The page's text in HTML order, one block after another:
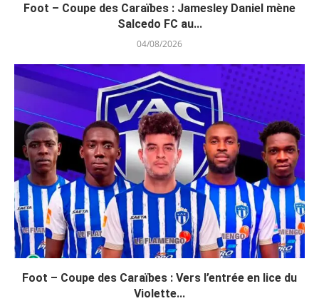
Foot – Coupe des Caraïbes : Jamesley Daniel mène
Salcedo FC au...
04/08/2026
Foot – Coupe des Caraïbes : Vers l’entrée en lice du
Violette...